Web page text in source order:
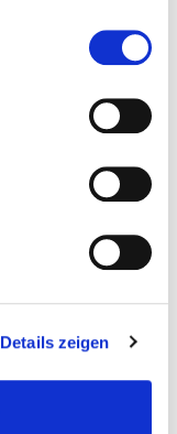
Details zeigen